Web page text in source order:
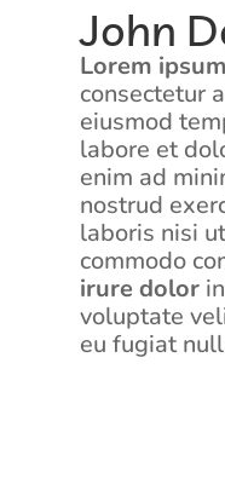
John
Lorem
consectetur
eiusmod
labore et
enim ad
nostrud
laboris nisi
commodo
irure dolor
voluptate
eu fugiat